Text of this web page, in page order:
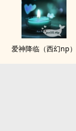
爱神降临（西幻np）